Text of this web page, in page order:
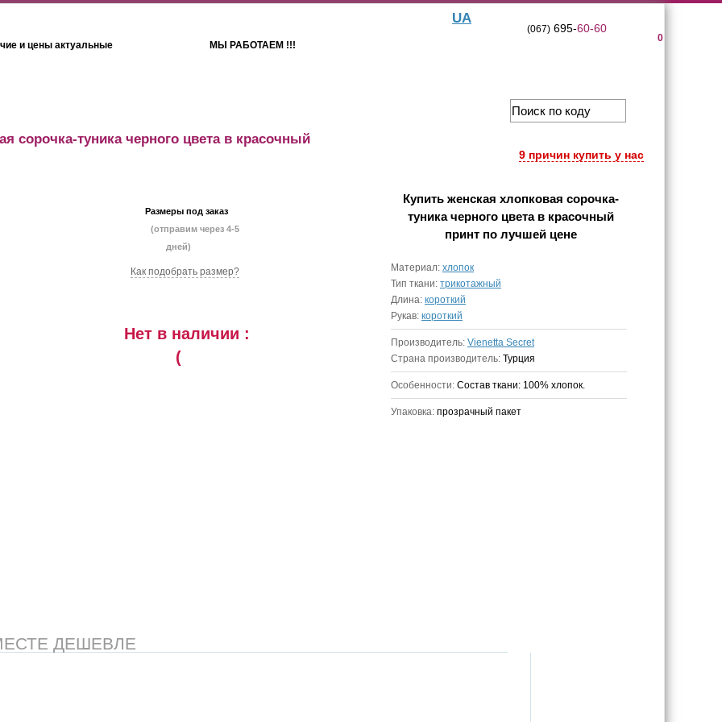
и цены актуальные МЫ РАБОТАЕМ !!!
UA
0
(067)695-60-60
9 причин купить у нас
сорочка-туника черного цвета в красочный
Размеры под заказ
(отправим через 4-5
дней)
Как подобрать размер?
Нет в наличии :
(
Купить женская хлопковая сорочка-
туника черного цвета в красочный
принт по лучшей цене
Материал: хлопок
Тип ткани: трикотажный
Длина: короткий
Рукав: короткий
Производитель: Vienetta Secret
Страна производитель: Турция
Особенности: Состав ткани: 100% хлопок.
Упаковка: прозрачный пакет
ДЕШЕВЛЕ